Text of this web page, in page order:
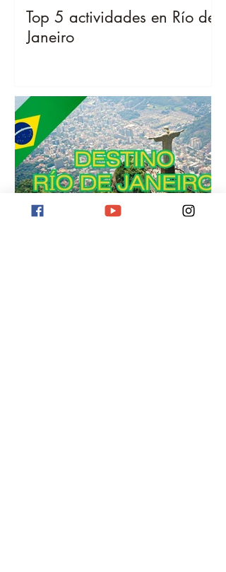
Top 5 actividades en Río de
Janeiro